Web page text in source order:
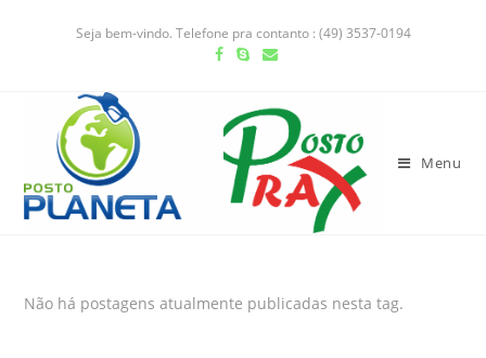
Seja bem-vindo. Telefone pra contanto : (49) 3537-0194
Menu
Não há postagens atualmente publicadas nesta tag.